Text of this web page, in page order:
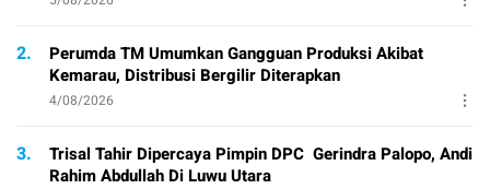
2.
Perumda TM Umumkan Gangguan Produksi Akibat
Kemarau, Distribusi Bergilir Diterapkan
4/08/2026
3.
Trisal Tahir Dipercaya Pimpin DPC Gerindra Palopo, Andi
Rahim Abdullah Di Luwu Utara